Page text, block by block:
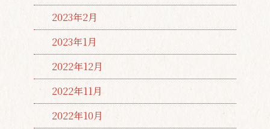
2023年2月
2023年1月
2022年12月
2022年11月
2022年10月